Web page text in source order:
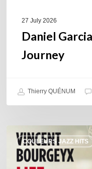
27 July 2026
Daniel
Journey
Thierry QUÉNUM
COULEURS JAZZ HITS
Vincent
Bourgeyx :
Life